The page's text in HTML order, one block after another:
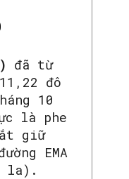
đã từ
đô
10
là phe
giữ
EMA
la).